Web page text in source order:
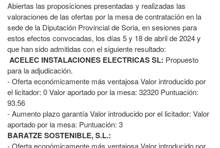
Abiertas las proposiciones presentadas y realizadas las
valoraciones de las ofertas por la mesa de contratación en la
sede de la Diputación Provincial de Soria, en sesiones para
estos efectos convocadas, los días 5 y 18 de abril de 2024 y
que han sido admitidas con el siguiente resultado:
ACELEC INSTALACIONES ELECTRICAS SL: Propuesto
para la adjudicación.
- Oferta económicamente más ventajosa Valor introducido por
el licitador: 0 Valor aportado por la mesa: 32320 Puntuación:
93.56
- Aumento plazo garantía Valor introducido por el licitador: Valor
aportado por la mesa: Puntuación: 3
BARATZE SOSTENIBLE, S.L.:
- Oferta económicamente más ventajosa Valor introducido por